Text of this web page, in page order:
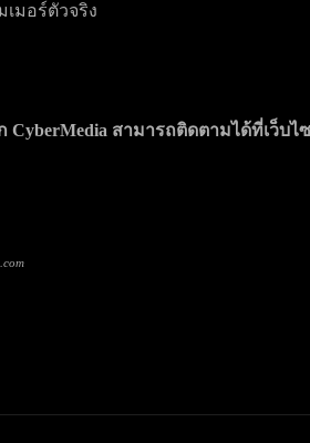
มอร์ตัวจริง
สามารถติดตามได้ที่เว็บไ